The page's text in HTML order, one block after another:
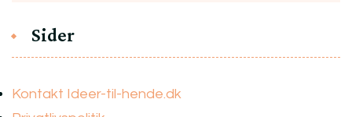
Sider
Kontakt Ideer-til-hende.dk